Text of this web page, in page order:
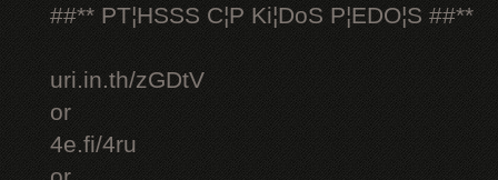
##** PT¦HSSS C¦P Ki¦DoS P¦EDO¦S ##**
uri.in.th/zGDtV
or
4e.fi/4ru